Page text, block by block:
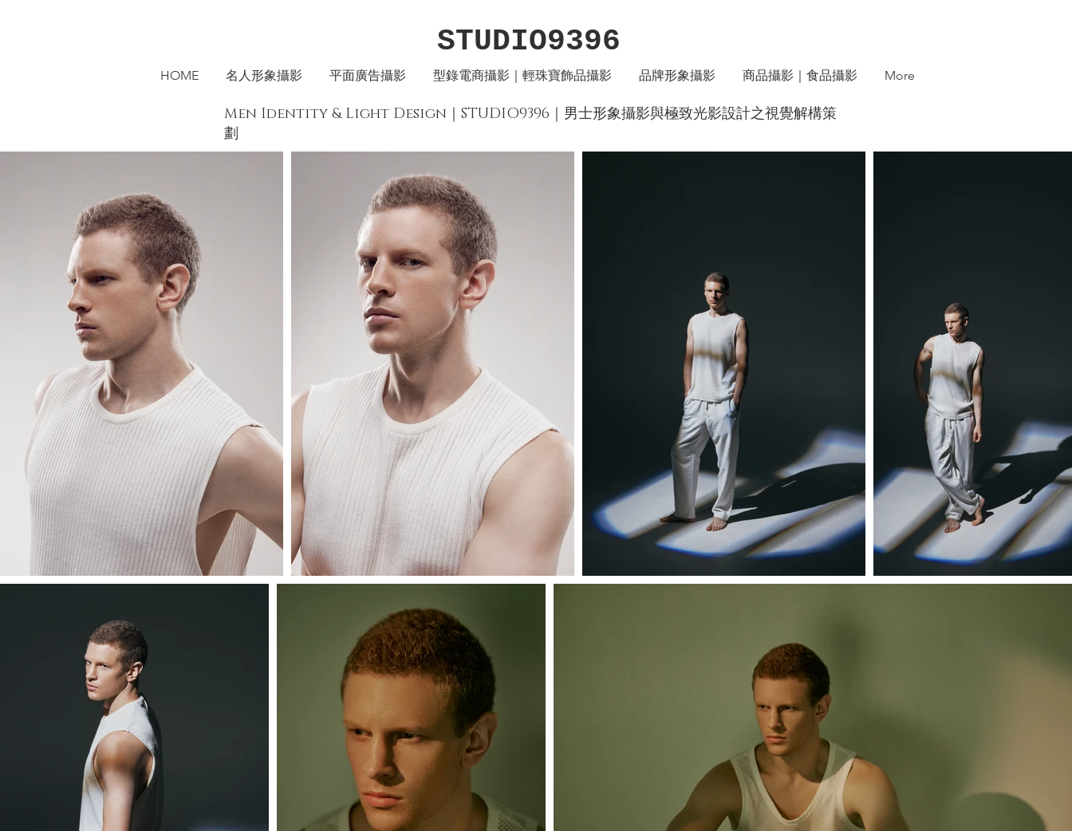
HOME 名人形象攝影 平面廣告攝影 型錄電商攝影｜輕珠寶飾品攝影 品牌形象攝影 商品攝影｜食品攝影 More
STUDIO9396
Men Identity & Light Design｜STUDIO9396｜男士形象攝影與極致光影設計之視覺解構策
劃